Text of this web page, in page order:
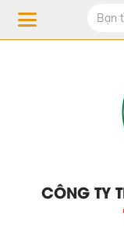
CÔNG TY